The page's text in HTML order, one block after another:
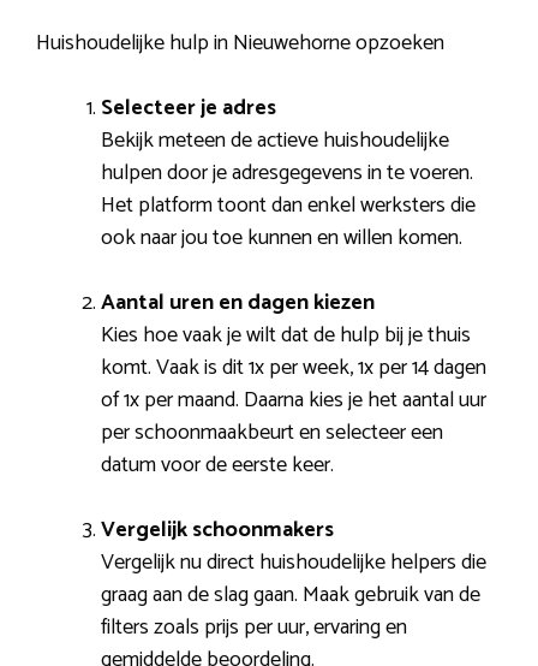
Huishoudelijke hulp in Nieuwehorne opzoeken
Selecteer je adres
Bekijk meteen de actieve huishoudelijke
hulpen door je adresgegevens in te voeren.
Het platform toont dan enkel werksters die
ook naar jou toe kunnen en willen komen.
Aantal uren en dagen kiezen
Kies hoe vaak je wilt dat de hulp bij je thuis
komt. Vaak is dit 1x per week, 1x per 14 dagen
of 1x per maand. Daarna kies je het aantal uur
per schoonmaakbeurt en selecteer een
datum voor de eerste keer.
Vergelijk schoonmakers
Vergelijk nu direct huishoudelijke helpers die
graag aan de slag gaan. Maak gebruik van de
filters zoals prijs per uur, ervaring en